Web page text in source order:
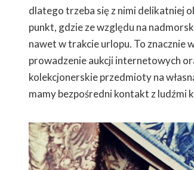
dlatego trzeba się z nimi delikatniej
punkt, gdzie ze względu na
nawet w trakcie urlopu. To znacznie
prowadzenie aukcji internetowych
kolekcjonerskie przedmioty na
mamy bezpośredni kontakt z ludźmi